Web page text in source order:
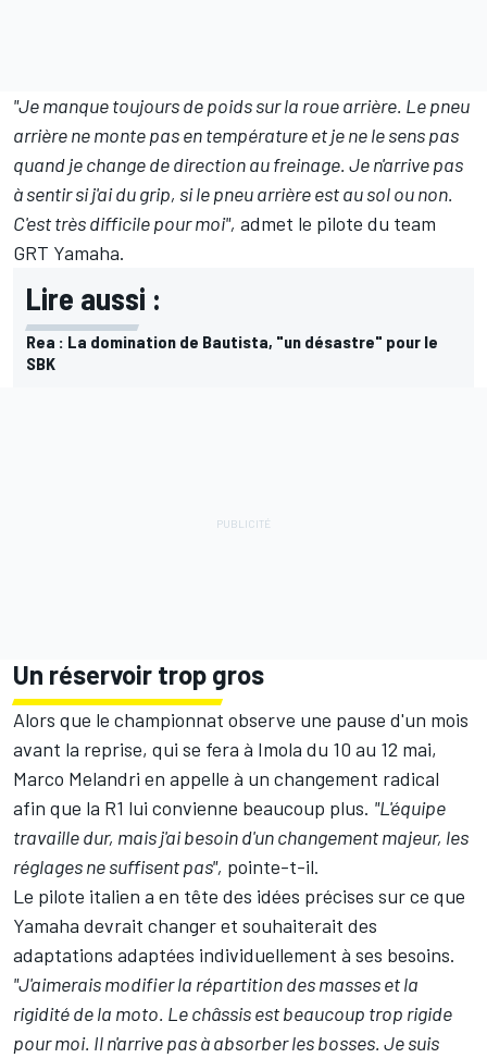
"Je manque toujours de poids sur la roue arrière. Le pneu
arrière ne monte pas en température et je ne le sens pas
quand je change de direction au freinage. Je n'arrive pas
à sentir si j'ai du grip, si le pneu arrière est au sol ou non.
C'est très difficile pour moi", admet le pilote du team
GRT Yamaha.
Lire aussi :
Rea : La domination de Bautista, "un désastre" pour le
SBK
Un réservoir trop gros
Alors que le championnat observe une pause d'un mois
avant la reprise, qui se fera à Imola du 10 au 12 mai,
Marco Melandri en appelle à un changement radical
afin que la R1 lui convienne beaucoup plus. "L'équipe
travaille dur, mais j'ai besoin d'un changement majeur, les
réglages ne suffisent pas", pointe-t-il.
Le pilote italien a en tête des idées précises sur ce que
Yamaha devrait changer et souhaiterait des
adaptations adaptées individuellement à ses besoins.
"J'aimerais modifier la répartition des masses et la
rigidité de la moto. Le châssis est beaucoup trop rigide
pour moi. Il n'arrive pas à absorber les bosses. Je suis